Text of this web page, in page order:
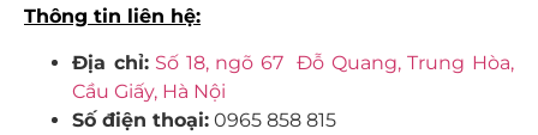
Thông tin liên hệ:
Địa chỉ: Số 18, ngõ 67 Đỗ Quang, Trung Hòa,
Cầu Giấy, Hà Nội
Số điện thoại: 0965 858 815